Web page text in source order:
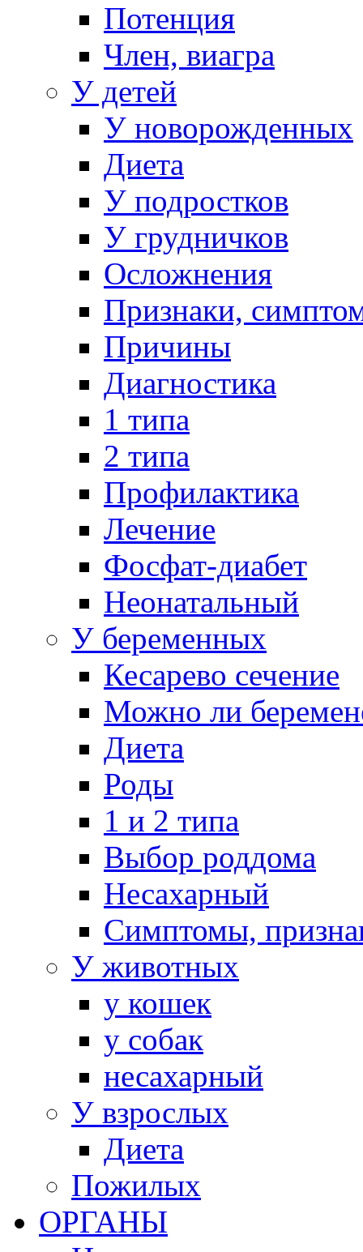
Потенция
Член, виагра
У детей
У новорожденных
Диета
У подростков
У грудничков
Осложнения
Признаки,
Причины
Диагностика
1 типа
2 типа
Профилактика
Лечение
Фосфат-диабет
Неонатальный
У беременных
Кесарево сечение
Можно ли
Диета
Роды
1 и 2 типа
Выбор роддома
Несахарный
Симптомы,
У животных
у кошек
у собак
несахарный
У взрослых
Диета
Пожилых
ОРГАНЫ